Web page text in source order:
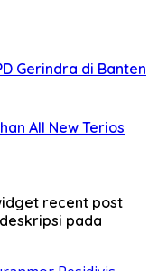
Gerindra di Banten
All New Terios
recent post
pada